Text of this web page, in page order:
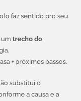
faz sentido pro seu
umtrecho do
+ próximos passos.
substitui o
a causa e a